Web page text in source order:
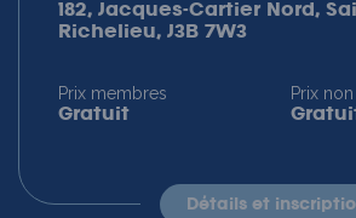
182, Jacques-Cartier Nord,
Richelieu, J3B 7W3
Prix membres
Gratuit
Prix
détails et